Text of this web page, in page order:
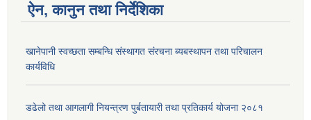
ऐन, कानुन तथा निर्देशिका
खानेपानी स्वच्छता सम्बन्धि संस्थागत संरचना ब्यबस्थापन तथा परिचालन
कार्यविधि
डढेलो तथा आगलागी नियन्त्रण पुर्बतायारी तथा प्रतिकार्य योजना २०८१